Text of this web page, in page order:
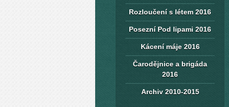
Rozloučení s létem 2016
Posezní Pod lipami 2016
Kácení máje 2016
Čarodějnice a brigáda
2016
Archiv 2010-2015